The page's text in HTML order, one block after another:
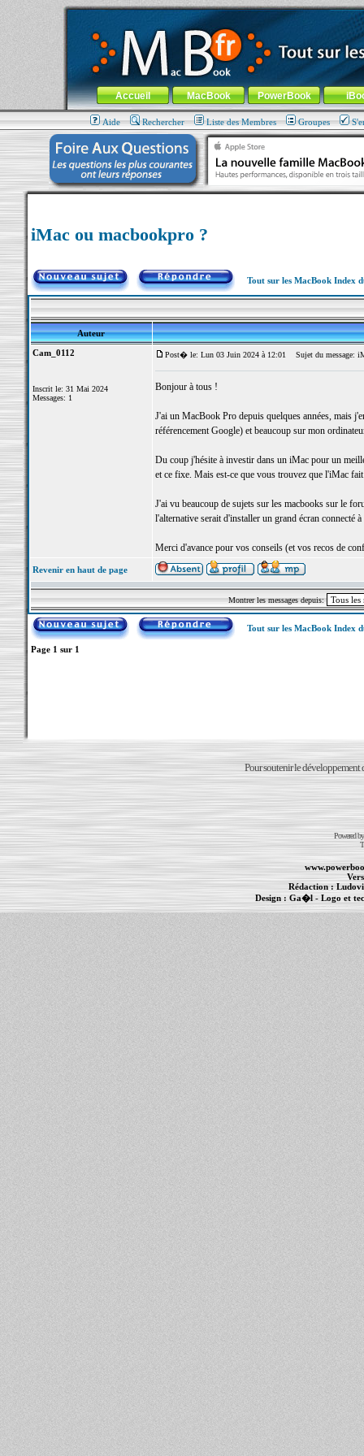
MacBook-fr.com : 100% Apple... 100% nomade !
Aller au contenu-Aller au menu général-Aller au menu de
Menu général
Accueil MacBook PowerBook
Aide Rechercher Liste des Membres Groupes
iMac ou macbookpro ?
Tout sur les MacBook Index
Auteur
Cam_0112
Inscrit le: 31 Mai 2024
Messages: 1
Post� le: Lun 03 Juin 2024 à 12:01 Sujet du message:
Bonjour à tous !
J'ai un MacBook Pro depuis quelques années, mais
référencement Google) et beaucoup sur mon
Du coup j'hésite à investir dans un iMac pour un
et ce fixe. Mais est-ce que vous trouvez que l'iMac
J'ai vu beaucoup de sujets sur les macbooks sur le
l'alternative serait d'installer un grand écran connecté
Merci d'avance pour vos conseils (et vos recos de
Revenir en haut de page
Montrer les messages depuis:
Tout sur les MacBook Index
Page 1 sur 1
Pour soutenir le développement
Powered
Rédaction :
Design :Ga�l- Logo et
Informations : PowerBook - MacBook Pro